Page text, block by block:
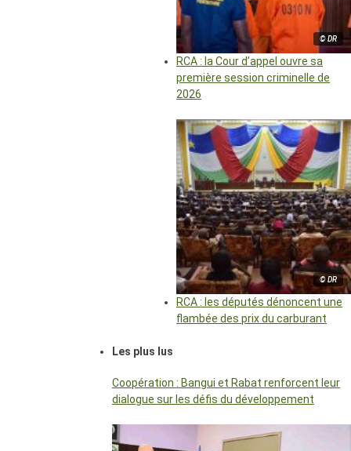
© DR
RCA : la Cour d’appel ouvre sa
première session criminelle de
2026
© DR
RCA : les députés dénoncent une
flambée des prix du carburant
Les plus lus
Coopération : Bangui et Rabat renforcent leur
dialogue sur les défis du développement